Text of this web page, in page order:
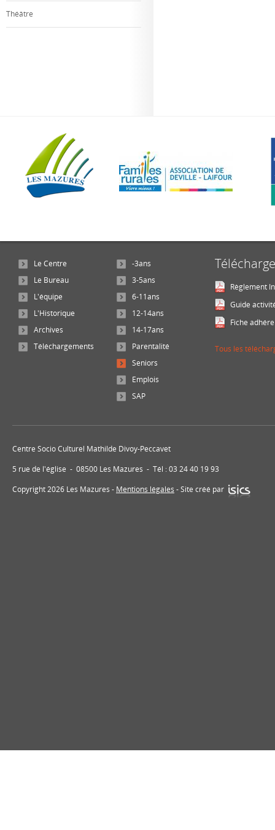
Théâtre
Le Centre
Le Bureau
L'équipe
L'Historique
Archives
Téléchargements
-3ans
3-5ans
6-11ans
12-14ans
14-17ans
Parentalité
Seniors
Emplois
SAP
Règlement
Guide
Fiche
Tous les
Centre Socio Culturel Mathilde Divoy-Peccavet
5 rue de l'église - 08500 Les Mazures - Tél : 03 24 40 19 93
Copyright 2026 Les Mazures - Mentions légales - Site créé par